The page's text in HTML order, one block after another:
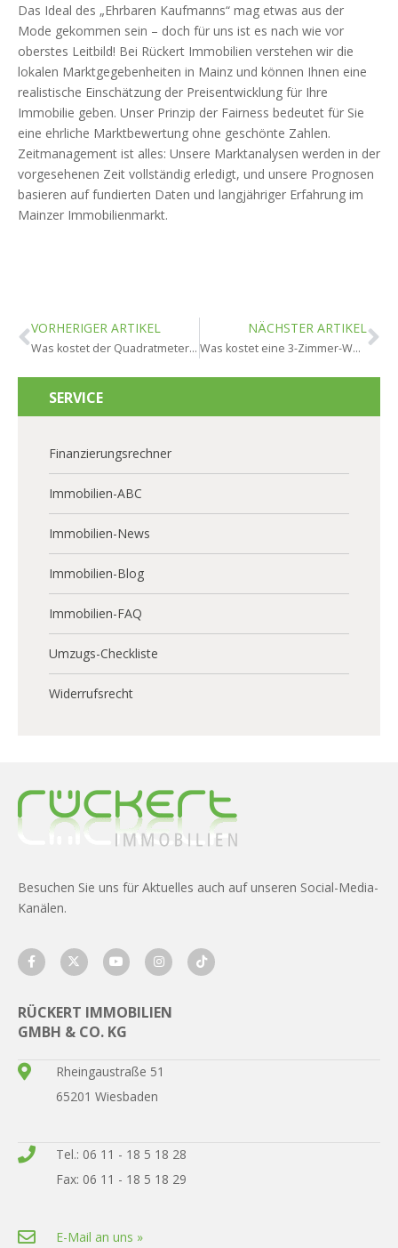
Das Ideal des „Ehrbaren Kaufmanns“ mag etwas aus der
Mode gekommen sein – doch für uns ist es nach wie vor
oberstes Leitbild! Bei Rückert Immobilien verstehen wir die
lokalen Marktgegebenheiten in Mainz und können Ihnen eine
realistische Einschätzung der Preisentwicklung für Ihre
Immobilie geben. Unser Prinzip der Fairness bedeutet für Sie
eine ehrliche Marktbewertung ohne geschönte Zahlen.
Zeitmanagement ist alles: Unsere Marktanalysen werden in der
vorgesehenen Zeit vollständig erledigt, und unsere Prognosen
basieren auf fundierten Daten und langjähriger Erfahrung im
Mainzer Immobilienmarkt.
VORHERIGER ARTIKEL
Was kostet der Quadratmeter in Mainz?
NÄCHSTER ARTIKEL
Was kostet eine 3-Zimmer-Wohnung in Mainz?
SERVICE
Finanzierungsrechner
Immobilien-ABC
Immobilien-News
Immobilien-Blog
Immobilien-FAQ
Umzugs-Checkliste
Widerrufsrecht
Besuchen Sie uns für Aktuelles auch auf unseren Social-Media-
Kanälen.
RÜCKERT IMMOBILIEN
GMBH & CO. KG
Rheingaustraße 51
65201 Wiesbaden
Tel.: 06 11 - 18 5 18 28
Fax: 06 11 - 18 5 18 29
E-Mail an uns »